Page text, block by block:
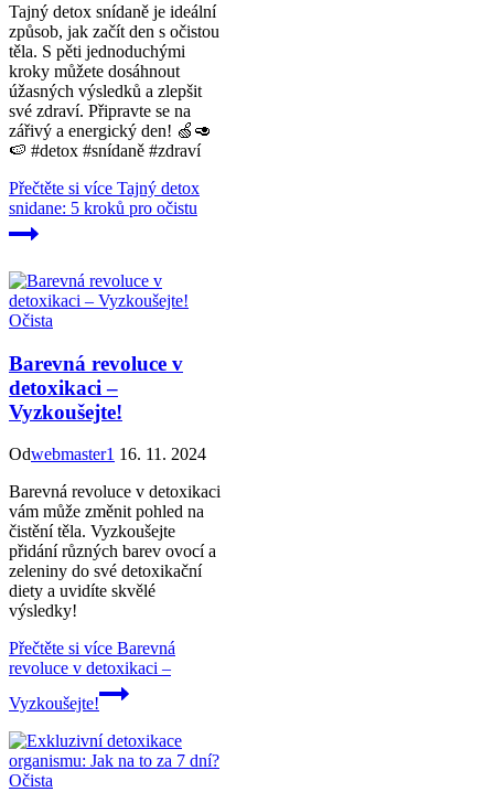
Tajný detox snídaně je ideální
způsob, jak začít den s očistou
těla. S pěti jednoduchými
kroky můžete dosáhnout
úžasných výsledků a zlepšit
své zdraví. Připravte se na
zářivý a energický den! 🍏🥑
🍉 #detox #snídaně #zdraví
Přečtěte si více Tajný detox
snidane: 5 kroků pro očistu
Očista
Barevná revoluce v
detoxikaci –
Vyzkoušejte!
Odwebmaster1 16. 11. 2024
Barevná revoluce v detoxikaci
vám může změnit pohled na
čistění těla. Vyzkoušejte
přidání různých barev ovocí a
zeleniny do své detoxikační
diety a uvidíte skvělé
výsledky!
Přečtěte si více Barevná
revoluce v detoxikaci –
Vyzkoušejte!
Očista